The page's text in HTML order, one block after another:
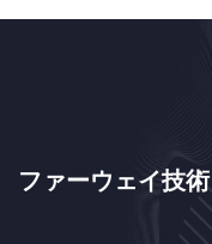
ファーウェイ技